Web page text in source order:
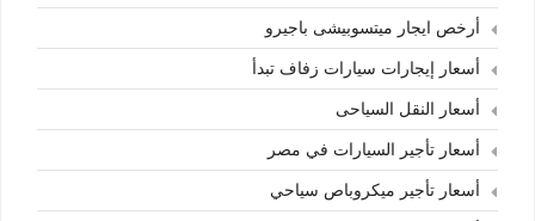
أرخص ايجار ميتسوبيشى باجيرو
أسعار إيجارات سيارات زفاف تبدأ
أسعار النقل السياحى
أسعار تأجير السيارات في مصر
أسعار تأجير ميكروباص سياحي